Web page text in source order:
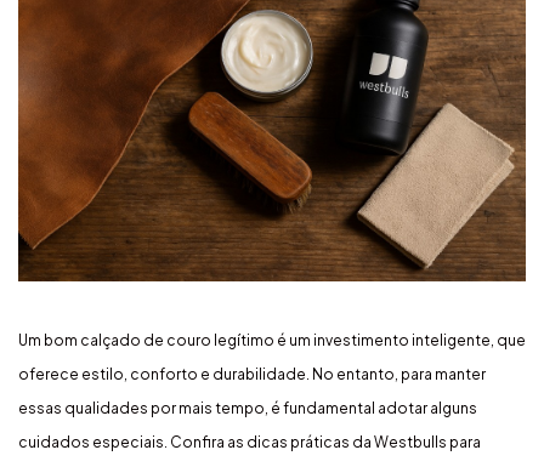
Um bom calçado de couro legítimo é um investimento inteligente, que
oferece estilo, conforto e durabilidade. No entanto, para manter
essas qualidades por mais tempo, é fundamental adotar alguns
cuidados especiais. Confira as dicas práticas da Westbulls para